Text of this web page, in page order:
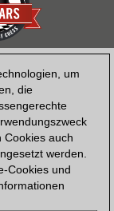
um
die
Cookies auch
werden.
Cookies und